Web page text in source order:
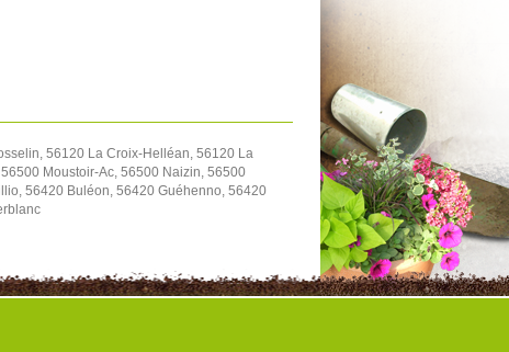
56120 La Croix-Helléan, 56120 La
Moustoir-Ac, 56500 Naizin, 56500
56420 Buléon, 56420 Guéhenno, 56420